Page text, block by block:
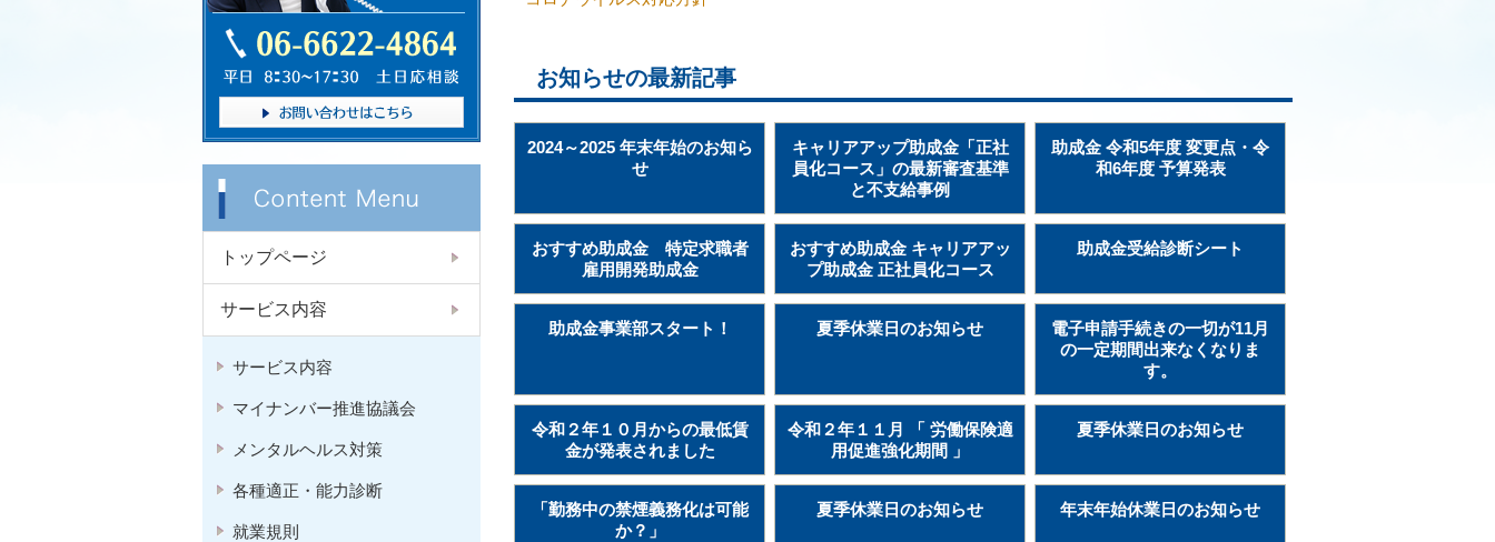
お知らせの最新記事
2024～2025 年末年始のお知ら
せ
キャリアアップ助成金「正社
員化コース」の最新審査基準
と不支給事例
助成金 令和5年度 変更点・令
和6年度 予算発表
おすすめ助成金 特定求職者
雇用開発助成金
おすすめ助成金 キャリアアッ
プ助成金 正社員化コース
助成金受給診断シート
助成金事業部スタート！ 夏季休業日のお知らせ
電子申請手続きの一切が11月
の一定期間出来なくなりま
す。
令和２年１０月からの最低賃
金が発表されました
令和２年１１月 「 労働保険適
用促進強化期間 」
夏季休業日のお知らせ
「勤務中の禁煙義務化は可能
か？」
夏季休業日のお知らせ 年末年始休業日のお知らせ
トップページ
サービス内容
サービス内容
マイナンバー推進協議会
メンタルヘルス対策
各種適正・能力診断
就業規則